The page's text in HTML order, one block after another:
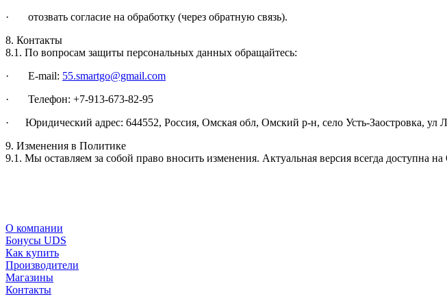
· отозвать согласие на обработку (через обратную связь).
8. Контакты
8.1. По вопросам защиты персональных данных обращайтесь:
· E-mail: 55.smartgo@gmail.com
· Телефон: +7-913-673-82-95
· Юридический адрес: 644552, Россия, Омская обл, Омский р-н, село Усть-Заостровка, ул
9. Изменения в Политике
9.1. Мы оставляем за собой право вносить изменения. Актуальная версия всегда доступна на
О компании
Бонусы UDS
Как купить
Производители
Магазины
Контакты